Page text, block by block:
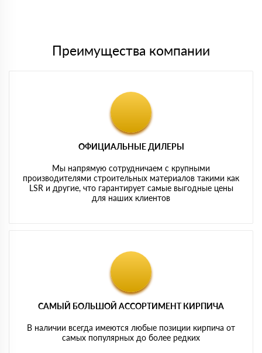
Преимущества компании
ОФИЦИАЛЬНЫЕ ДИЛЕРЫ
Мы напрямую сотрудничаем с крупными
производителями строительных материалов такими как
LSR и другие, что гарантирует самые выгодные цены
для наших клиентов
САМЫЙ БОЛЬШОЙ АССОРТИМЕНТ КИРПИЧА
В наличии всегда имеются любые позиции кирпича от
самых популярных до более редких